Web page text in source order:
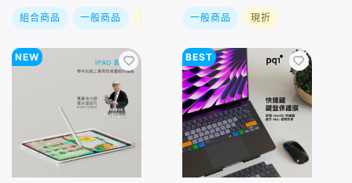
組合商品 一般商品 現折 一般商品 現折
NEW BEST